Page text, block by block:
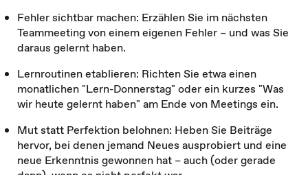
Fehler sichtbar machen: Erzählen Sie im nächsten
Teammeeting von einem eigenen Fehler – und was Sie
daraus gelernt haben.
Lernroutinen etablieren: Richten Sie etwa einen
monatlichen "Lern-Donnerstag" oder ein kurzes "Was
wir heute gelernt haben" am Ende von Meetings ein.
Mut statt Perfektion belohnen: Heben Sie Beiträge
hervor, bei denen jemand Neues ausprobiert und eine
neue Erkenntnis ge­wonnen hat – auch (oder gerade